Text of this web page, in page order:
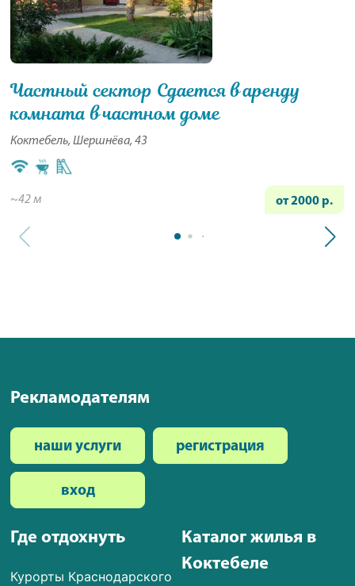
Частный сектор Сдается в аренду
комната в частном доме
Коктебель, Шершнёва, 43
~42 м от 2000 р.
Где отдохнуть
Курорты Краснодарского
Каталог жилья в
Коктебеле
Рекламодателям
наши услуги регистрация
вход